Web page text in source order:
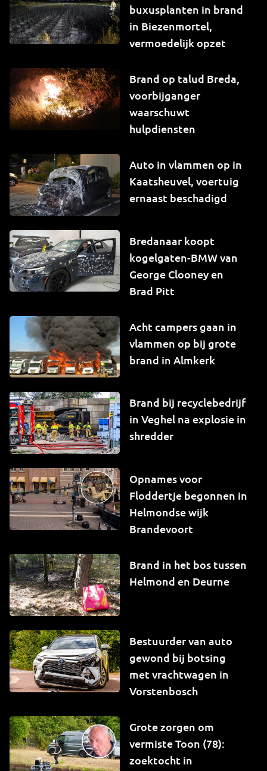
buxusplanten in brand
in Biezenmortel,
vermoedelijk opzet
Brand op talud Breda,
voorbijganger
waarschuwt
hulpdiensten
Auto in vlammen op in
Kaatsheuvel, voertuig
ernaast beschadigd
Bredanaar koopt
kogelgaten-BMW van
George Clooney en
Brad Pitt
Acht campers gaan in
vlammen op bij grote
brand in Almkerk
Brand bij recyclebedrijf
in Veghel na explosie in
shredder
Opnames voor
Floddertje begonnen in
Helmondse wijk
Brandevoort
Brand in het bos tussen
Helmond en Deurne
Bestuurder van auto
gewond bij botsing
met vrachtwagen in
Vorstenbosch
Grote zorgen om
vermiste Toon (78):
zoektocht in